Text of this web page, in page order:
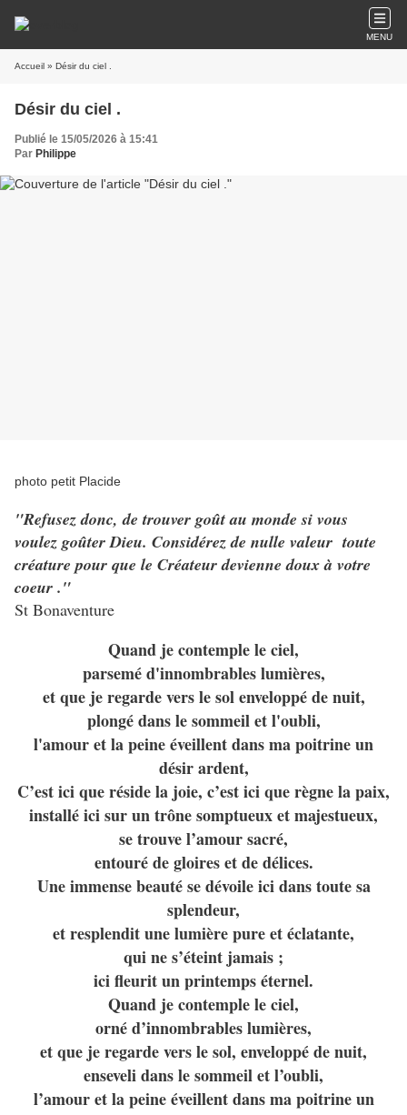
MENU
Accueil » Désir du ciel .
Désir du ciel .
Publié le 15/05/2026 à 15:41
Par Philippe
photo petit Placide
"Refusez donc, de trouver goût au monde si vous
voulez goûter Dieu. Considérez de nulle valeur toute
créature pour que le Créateur devienne doux à votre
coeur ."
St Bonaventure
Quand je contemple le ciel,
parsemé d'innombrables lumières,
et que je regarde vers le sol enveloppé de nuit,
plongé dans le sommeil et l'oubli,
l'amour et la peine éveillent dans ma poitrine un
désir ardent,
C’est ici que réside la joie, c’est ici que règne la paix,
installé ici sur un trône somptueux et majestueux,
se trouve l’amour sacré,
entouré de gloires et de délices.
Une immense beauté se dévoile ici dans toute sa
splendeur,
et resplendit une lumière pure et éclatante,
qui ne s’éteint jamais ;
ici fleurit un printemps éternel.
Quand je contemple le ciel,
orné d’innombrables lumières,
et que je regarde vers le sol, enveloppé de nuit,
enseveli dans le sommeil et l’oubli,
l’amour et la peine éveillent dans ma poitrine un